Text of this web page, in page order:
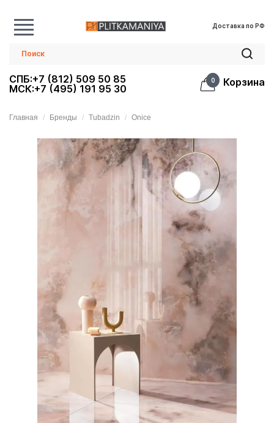
Доставка по РФ
СПБ:+7 (812) 509 50 85
МСК:+7 (495) 191 95 30
0 Корзина
Главная Бренды Tubadzin Onice